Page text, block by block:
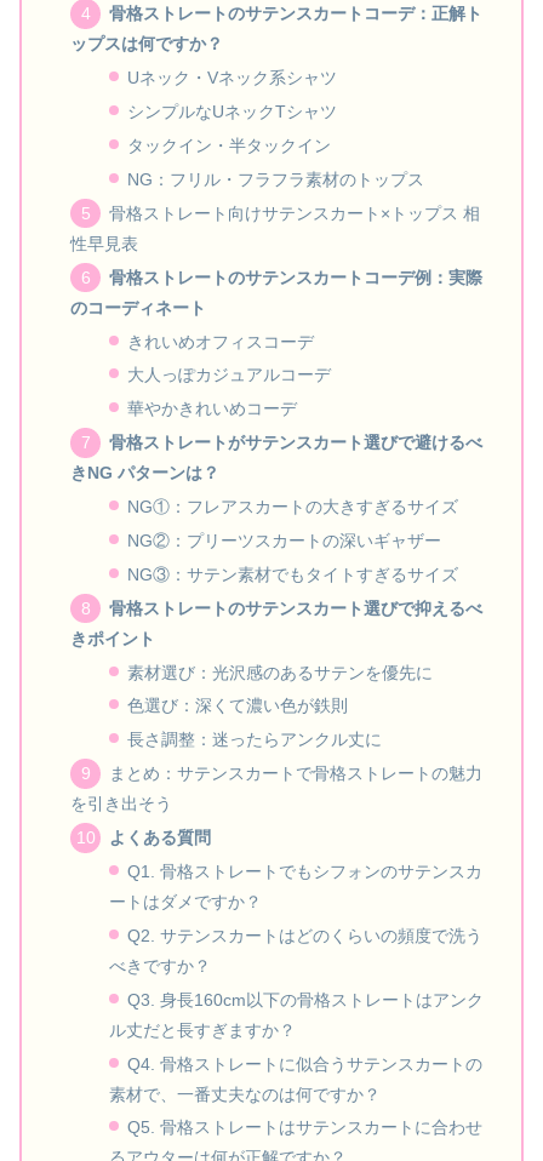
骨格ストレートのサテンスカートコーデ：正解ト
ップスは何ですか？
Uネック・Vネック系シャツ
シンプルなUネックTシャツ
タックイン・半タックイン
NG：フリル・フラフラ素材のトップス
骨格ストレート向けサテンスカート×トップス 相
性早見表
骨格ストレートのサテンスカートコーデ例：実際
のコーディネート
きれいめオフィスコーデ
大人っぽカジュアルコーデ
華やかきれいめコーデ
骨格ストレートがサテンスカート選びで避けるべ
きNG パターンは？
NG①：フレアスカートの大きすぎるサイズ
NG②：プリーツスカートの深いギャザー
NG③：サテン素材でもタイトすぎるサイズ
骨格ストレートのサテンスカート選びで抑えるべ
きポイント
素材選び：光沢感のあるサテンを優先に
色選び：深くて濃い色が鉄則
長さ調整：迷ったらアンクル丈に
まとめ：サテンスカートで骨格ストレートの魅力
を引き出そう
よくある質問
Q1. 骨格ストレートでもシフォンのサテンスカ
ートはダメですか？
Q2. サテンスカートはどのくらいの頻度で洗う
べきですか？
Q3. 身長160cm以下の骨格ストレートはアンク
ル丈だと長すぎますか？
Q4. 骨格ストレートに似合うサテンスカートの
素材で、一番丈夫なのは何ですか？
Q5. 骨格ストレートはサテンスカートに合わせ